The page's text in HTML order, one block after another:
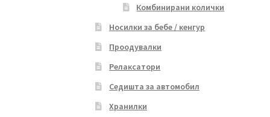
Комбинирани колички
Носилки за бебе / кенгур
Проодувалки
Релаксатори
Седишта за автомобил
Хранилки